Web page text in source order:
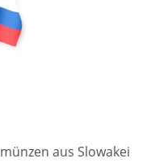
aus Slowakei